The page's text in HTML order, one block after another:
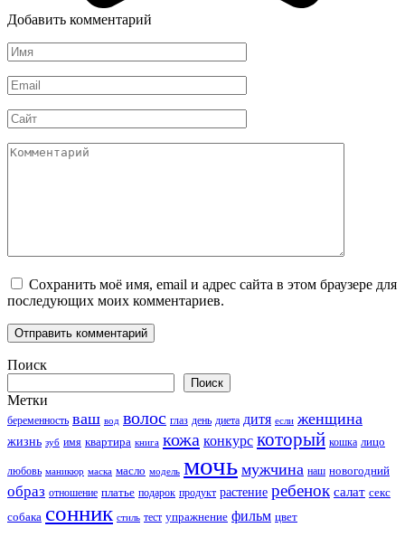
Добавить комментарий
Имя
*
Email
*
Сайт
Комментарий
Сохранить моё имя, email и адрес сайта в этом браузере для
последующих моих комментариев.
Поиск
Поиск
Метки
беременность ваш вод волос глаз день диета дитя если женщина
жизнь зуб имя квартира книга кожа конкурс который кошка лицо
любовь маникюр маска масло модель мочь мужчина наш новогодний
образ отношение платье подарок продукт растение ребенок салат секс
собака сонник стиль тест упражнение фильм цвет